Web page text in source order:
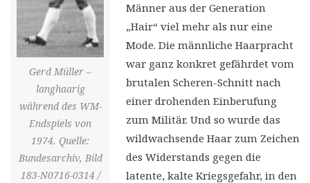
Gerd Müller –
langhaarig
während des WM-
Endspiels von
1974. Quelle:
Bundesarchiv, Bild
183-N0716-0314 /
Männer aus der Generation
„Hair“ viel mehr als nur eine
Mode. Die männliche Haarpracht
war ganz konkret gefährdet vom
brutalen Scheren-Schnitt nach
einer drohenden Einberufung
zum Militär. Und so wurde das
wildwachsende Haar zum Zeichen
des Widerstands gegen die
latente, kalte Kriegsgefahr, in den